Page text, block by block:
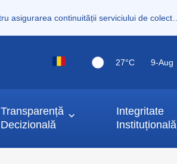
27°C 9-Aug
Transparență
Decizională
Integritate
Instituțională